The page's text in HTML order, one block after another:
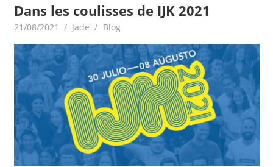
Dans les coulisses de IJK 2021
21/08/2021 Jade Blog